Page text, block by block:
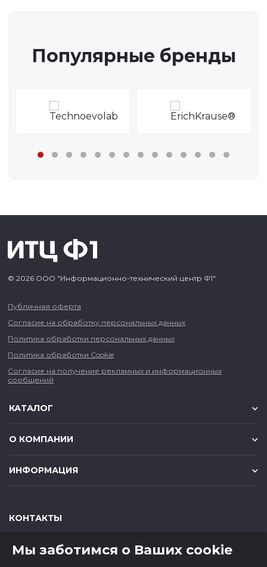
Популярные бренды
© 2026 ООО "Информационно-технический центр Ф1"
Публичная оферта
Согласие на обработку персональных данных
Политика обработки персональных данных
Политика обработки Cookie
Согласие на получение рекламных и информационных
сообщений
КАТАЛОГ
О КОМПАНИИ
ИНФОРМАЦИЯ
КОНТАКТЫ
650000 ,г. Кемерово,ул. Мичурина, д.13
Мы заботимся о Ваших cookie